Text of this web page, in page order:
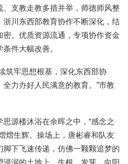
、支教走教多措并举，师德师风整
浙川东西部教育协作不断深化，结
密、优质资源流通，专项协作资金
件大幅改善。
筑牢思想根基，深化东西部协
力办好人民满意的教育。”市教
源楼沐浴在余晖之中，“感念之
熠生辉。操场上，唐彬睿和队友
下飞速传递，仿佛一颗颗追梦的
润的土地上，生根、发芽，向阳